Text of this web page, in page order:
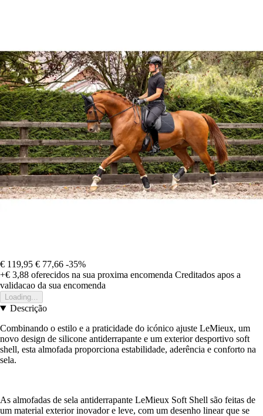
€ 119,95 € 77,66 -35%
+€ 3,88 oferecidos na sua proxima encomenda Creditados apos a
validacao da sua encomenda
Loading...
Descrição
Combinando o estilo e a praticidade do icónico ajuste LeMieux, um
novo design de silicone antiderrapante e um exterior desportivo soft
shell, esta almofada proporciona estabilidade, aderência e conforto na
sela.
As almofadas de sela antiderrapante LeMieux Soft Shell são feitas de
um material exterior inovador e leve, com um desenho linear que se